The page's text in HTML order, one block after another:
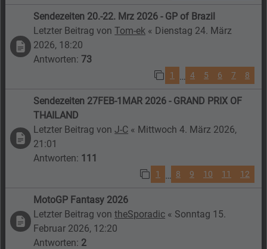
Sendezeiten 20.-22. Mrz 2026 - GP of Brazil
Letzter Beitrag vonTom-ek « Dienstag 24. März
2026, 18:20
Antworten:73
1 … 4 5 6 7 8
Sendezeiten 27FEB-1MAR 2026 - GRAND PRIX OF
THAILAND
Letzter Beitrag vonJ-C « Mittwoch 4. März 2026,
21:01
Antworten: 111
1 … 8 9 10 11 12
MotoGP Fantasy 2026
Letzter Beitrag vontheSporadic « Sonntag 15.
Februar 2026, 12:20
Antworten: 2